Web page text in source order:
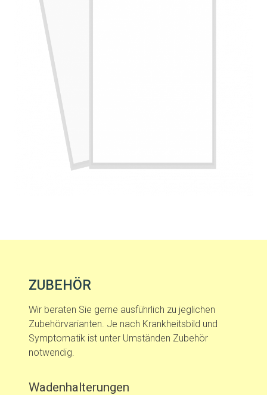
ZUBEHÖR
Wir beraten Sie gerne ausführlich zu jeglichen
Zubehörvarianten. Je nach Krankheitsbild und
Symptomatik ist unter Umständen Zubehör
notwendig.
Wadenhalterungen